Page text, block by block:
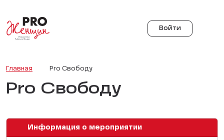
Войти
Главная Pro Свободу
Pro Свободу
Информация о мероприятии